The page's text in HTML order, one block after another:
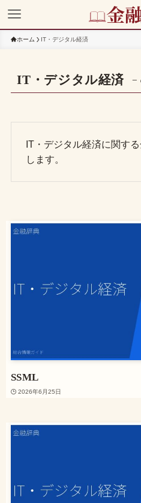
ホーム IT・デジタル経済
IT・デジタル経済 –
IT・デジタル経済に関す
します。
SSML
2026年6月25日